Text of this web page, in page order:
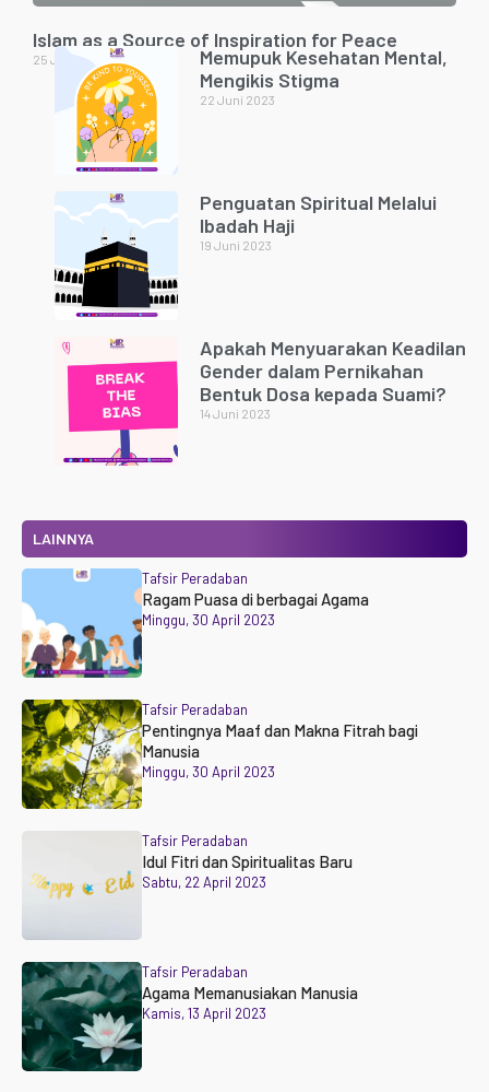
Islam as a Source of Inspiration for Peace
25 Juni 2023
Memupuk Kesehatan Mental,
Mengikis Stigma
22 Juni 2023
Penguatan Spiritual Melalui
Ibadah Haji
19 Juni 2023
Apakah Menyuarakan Keadilan
Gender dalam Pernikahan
Bentuk Dosa kepada Suami?
14 Juni 2023
LAINNYA
Tafsir Peradaban
Ragam Puasa di berbagai Agama
Minggu, 30 April 2023
Tafsir Peradaban
Pentingnya Maaf dan Makna Fitrah bagi
Manusia
Minggu, 30 April 2023
Tafsir Peradaban
Idul Fitri dan Spiritualitas Baru
Sabtu, 22 April 2023
Tafsir Peradaban
Agama Memanusiakan Manusia
Kamis, 13 April 2023